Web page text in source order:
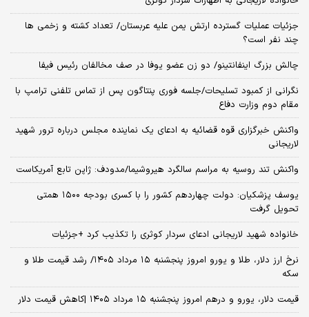
جزئیات عملیات گسترده ارتش یمن علیه عربستان/ تعداد کشته و زخمی ها
چند نفر است؟
چالش بزرگ اینفانتینو/ دو زن عضو یوفا در صف مخالفان رئیس فیفا
نگرانی از کمبود تسلیحات/جلسه فوری پنتاگون پس از تماس تلفنی ترامپ با
مقام دوم وزارت دفاع
واکنش خبرگزاری قوه قضائیه به ادعای یک نماینده مجلس درباره ترور شهید
لاریجانی
واکنش تند روسیه به مراسم سالگرد هیروشیما/مدودف: ژاپن تابع آمریکاست
یوسف پزشکیان: دولت چهاردهم کشور را با کسری بودجه ۱۵۰۰ همتی
تحویل گرفت
خانواده شهید لاریجانی ادعای سردار کوثری را تکذیب کرد +جزئیات
نرخ ارز دلار، طلا و یورو امروز پنجشنبه ۱۵ مرداد ۱۴۰۵/ رشد قیمت طلا و
سکه
قیمت دلار، یورو و درهم امروز پنجشنبه ۱۵ مرداد ۱۴۰۵ |کاهش قیمت دلار